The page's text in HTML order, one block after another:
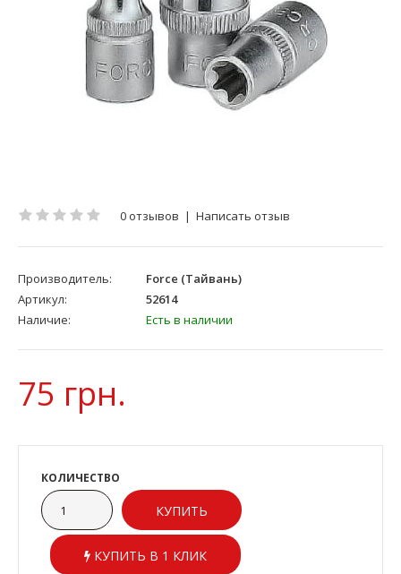
0 отзывов | Написать отзыв
Производитель:
Force (Тайвань)
Артикул:
52614
Наличие:
Есть в наличии
75 грн.
КОЛИЧЕСТВО
КУПИТЬ В 1 КЛИК